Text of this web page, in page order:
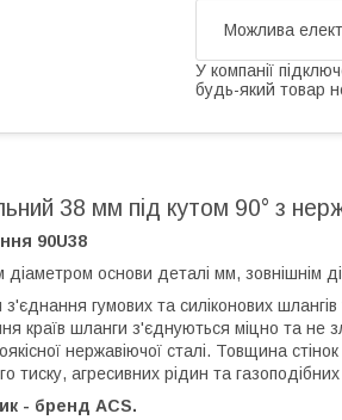
У компанії
будь-який товар
38 мм під кутом 90° з
90U38
діаметром основи деталі мм, зовнішнім
гумових та силіконових шлангів
країв шланги з'єднуються міцно та не
нержавіючої сталі. Товщина
тиску, агресивних рідин та
- бренд ACS.